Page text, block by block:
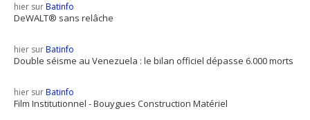
hier surBatinfo
DeWALT® sans relâche
hier surBatinfo
Double séisme au Venezuela : le bilan officiel dépasse 6.000 morts
hier surBatinfo
Film Institutionnel - Bouygues Construction Matériel